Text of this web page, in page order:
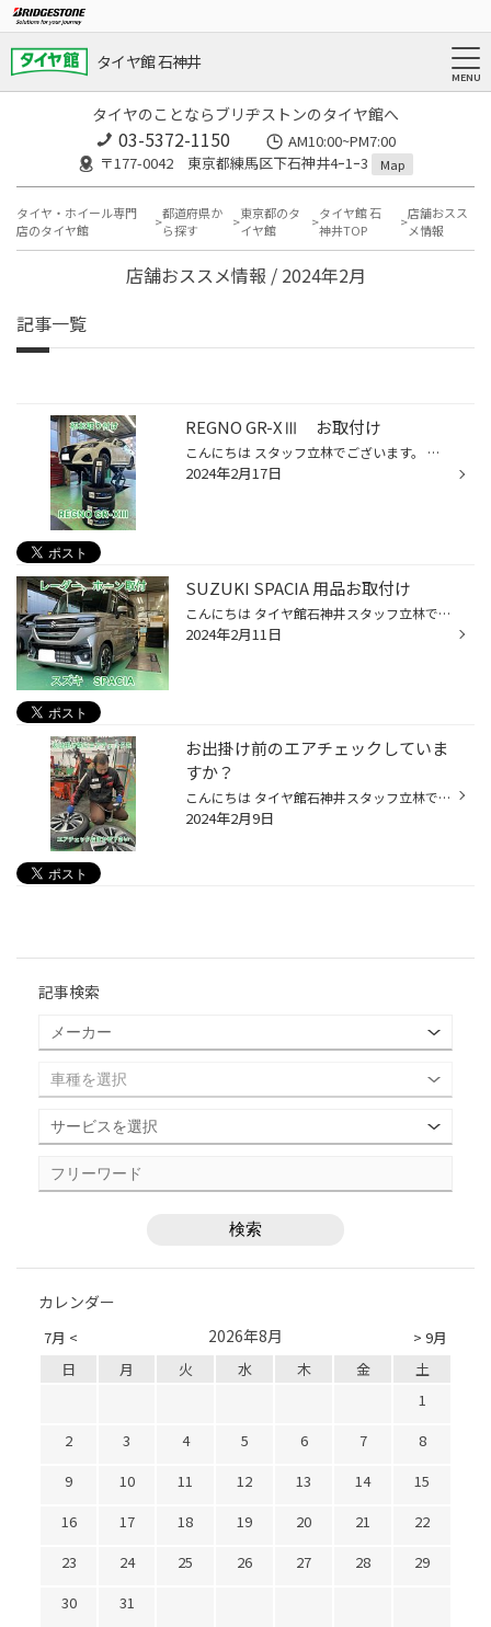
タイヤ館 石神井
タイヤのことならブリヂストンのタイヤ館へ
03-5372-1150
AM10:00~PM7:00
〒177-0042 東京都練馬区下石神井4ｰ1ｰ3
Map
タイヤ・ホイール専門
店のタイヤ館
都道府県か
ら探す
東京都のタ
イヤ館
タイヤ館 石
神井TOP
店舗おスス
メ情報
店舗おススメ情報 / 2024年2月
記事一覧
REGNO GR-XⅢ お取付け
こんにちは スタッフ立林でございます。 昨日のことになりますが、トヨタクラウンアスリートにてタイヤ交換を実施させて頂きました。 タイヤは発売されたREGNO GR-XⅢでのお取付けとなりました。 当店では初めてのXⅢでのお取付けとなりました。 お取付け前はPOTENZAのタイヤを履いておられ、今回REGN...
2024年2月17日
SUZUKI SPACIA 用品お取付け
こんにちは タイヤ館石神井スタッフ立林です。 いつもご覧頂きありがとうございます。 さて土曜日のお話しになりますが、SUZUKI SPACIAにレーダー探知機、ホーン、LEDバックランプ のお取付けをさせて頂きました。 レーダ探知機はユピテル社から販売しているSUPER CAT、Z1200をお取付けさせていただ...
2024年2月11日
お出掛け前のエアチェックしていま
すか？
こんにちは タイヤ館石神井スタッフ立林です。 2月もまもなく8日が過ぎようとしています。東京地方でも5日の午後から6日にかけて 雪が降りましたね。 そして、今日は華金の金曜日！！ 明日から3連休の方もいらっしゃるのではないでしょうか？ お車を使って行楽地にお出かけされる方もいるはず・・・...
2024年2月9日
記事検索
カレンダー
7月 < > 9月
2026年8月
日 月 火 水 木 金
土
1
2
3 4 5 6 7
8
9
10 11 12 13 14
15
16
17 18 19 20 21
22
23
24 25 26 27 28
29
30
31